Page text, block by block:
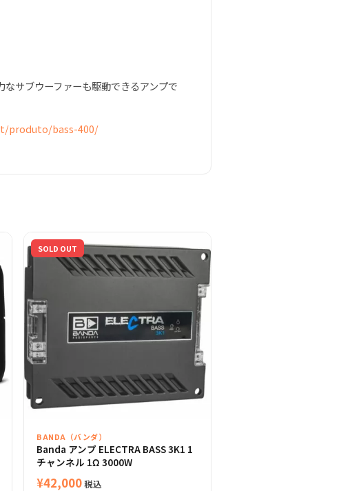
サブウーファーも駆動できるアンプで
produto/bass-400/
SOLD OUT
BANDA（バンダ）
Banda アンプ ELECTRA BASS 3K1 1
チャンネル 1Ω 3000W
¥42,000税込